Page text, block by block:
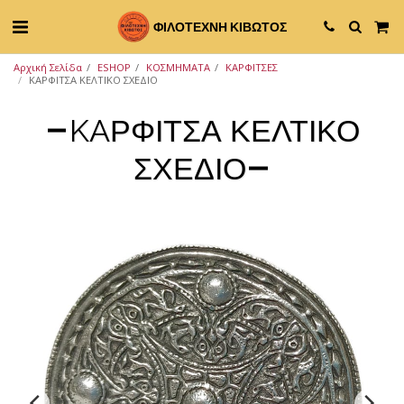
ΦΙΛΟΤΕΧΝΗ ΚΙΒΩΤΟΣ
Αρχική Σελίδα ESHOP ΚΟΣΜΗΜΑΤΑ
ΚΑΡΦΙΤΣΕΣ
KAΡΦΙΤΣΑ ΚΕΛΤΙΚΟ ΣΧΕΔΙΟ
KAΡΦΙΤΣΑ ΚΕΛΤΙΚΟ
ΣΧΕΔΙΟ